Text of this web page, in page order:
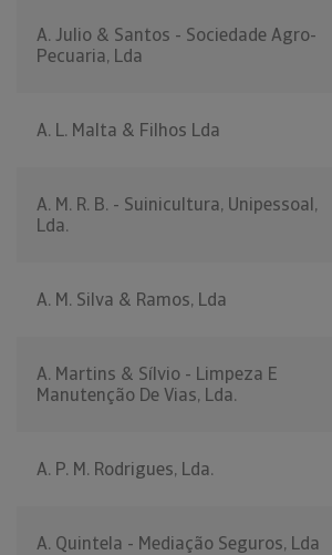
A. Julio & Santos - Sociedade Agro-
Pecuaria, Lda
A. L. Malta & Filhos Lda
A. M. R. B. - Suinicultura, Unipessoal,
Lda.
A. M. Silva & Ramos, Lda
A. Martins & Sílvio - Limpeza E
Manutenção De Vias, Lda.
A. P. M. Rodrigues, Lda.
A. Quintela - Mediação Seguros, Lda